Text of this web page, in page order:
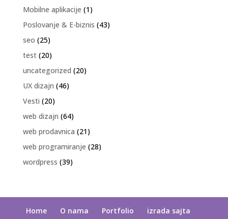
Mobilne aplikacije (1)
Poslovanje & E-biznis (43)
seo (25)
test(20)
uncategorized (20)
UX dizajn (46)
Vesti (20)
web dizajn (64)
web prodavnica (21)
web programiranje (28)
wordpress (39)
Home O nama Portfolio
izrada sajta